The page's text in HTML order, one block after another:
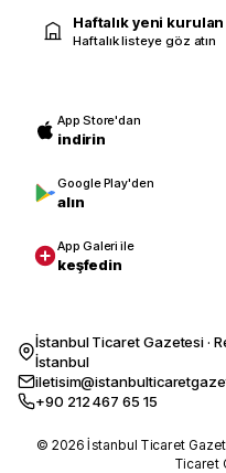
Haftalık yeni
Haftalık listeye göz atın
App Store'dan
indirin
Google Play'den
alın
App Galeri ile
keşfedin
İstanbul Ticaret Gazetesi ·
İstanbul
+90 212 467 65 15
© 2026 İstanbul Ticaret
Ticaret